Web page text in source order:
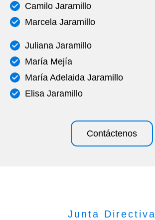
Camilo Jaramillo
Marcela Jaramillo
Juliana Jaramillo
María Mejía
María Adelaida Jaramillo
Elisa Jaramillo
Contáctenos
Junta Directiva